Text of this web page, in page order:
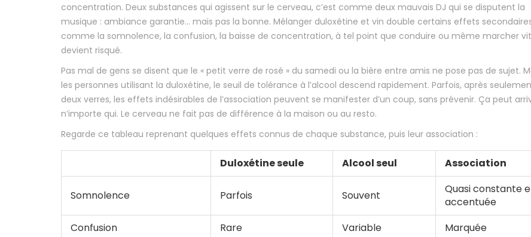
concentration. Deux substances qui agissent sur le cerveau, c’est comme deux mauvais DJ qui se disputent la
musique : ambiance garantie… mais pas la bonne. Mélanger duloxétine et vin double certains effets
comme la somnolence, la confusion, la baisse de concentration, à tel point que conduire ou même marcher
devient risqué.
Pas mal de gens se disent que le « petit verre de rosé » du samedi ou la bière entre amis ne pose pas de sujet.
les personnes utilisant la duloxétine, le seuil de tolérance à l’alcool descend rapidement. Parfois, après
deux verres, les effets indésirables de l’association peuvent se manifester d’un coup, sans prévenir. Ça peut
n’importe qui. Le cerveau ne fait pas de différence à la maison ou au resto.
Regarde ce tableau reprenant quelques effets connus de chaque substance, puis leur association :
Duloxétine seule Alcool seul Association
Somnolence Parfois Souvent
Quasi constante
accentuée
Confusion
Rare Variable
Marquée